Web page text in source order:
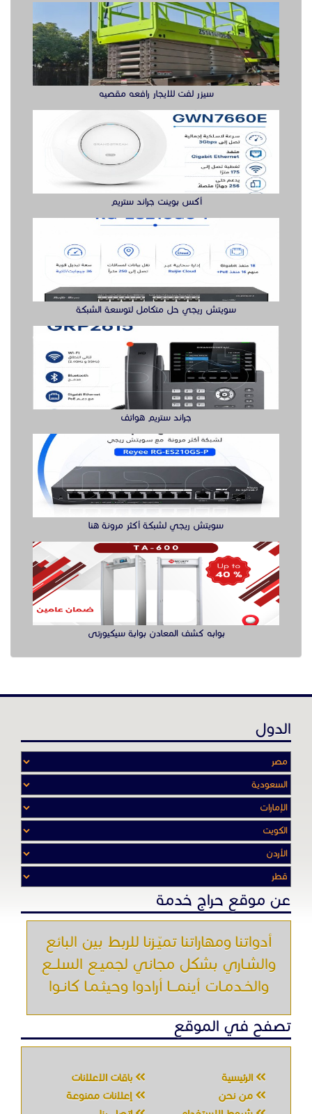
أكس بوينت جراند ستريم
سويتش ريجي حل متكامل لتوسعة الشبكة
جراند ستريم هواتف
سويتش ريجي لشبكة أكثر مرونة هنا
بوابه كشف المعادن بوابة سيكيورتى
الدول
عن موقع حراج خدمة
أدواتنا ومهاراتنا تميّـزنا للربط بين البائع
والشـاري بشكل مجاني لجميـع السلــع
والخـدمـات أينمـــا أرادوا وحيثـمـا كانـوا
تصفح في الموقع
الرئيسية
باقات الإعلانات
شروط الاستخدام
اتصل بنا